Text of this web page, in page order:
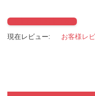
Click to check it out
現在レビュー:
お客様レ